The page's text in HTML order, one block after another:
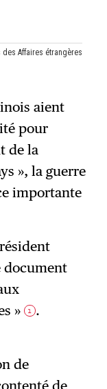
aient
pour
de la
», la guerre
importante
document
»
1 .
de
de